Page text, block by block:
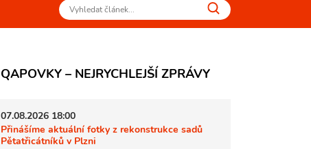
QAPOVKY – NEJRYCHLEJŠÍ ZPRÁVY
07.08.2026 18:00
Přinášíme aktuální fotky z rekonstrukce sadů
Pětatřicátníků v Plzni